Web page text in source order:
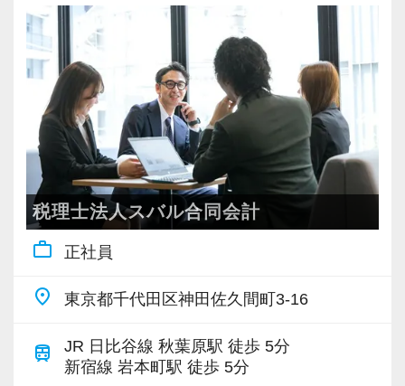
にしています。
正社員でもアルバイトでも『同一の仕事は同
一の評価』を目指した人事評価制度を導入・運
用しています。
スタッフの努力が評価に反映し、しっかりと
給与・年収アップを目指す方々を支援していま
す。
また、一定の資格を保有される方には、資格
手当を毎月支給し、資格取得も応援していま
す。
◉ 1クライアント2名体制！
フを配置し、休暇が取りやすい体制を目指して
います。
か』『どうしたらスタッフみんなが働きやすく
働けるのか』を日々考えています。
やりがいが感じにくい仕事は、スタッフみん
なで考え、どういう仕事をしてお客様に喜んで
もらえるのか、そしてスタッフ皆さんのスキル
アップにつながるかを全力で考えています！
【税理士法人ゼロベースの働きやすさ】
◉ 残業時間は月間20時間未満！
ゼロベースは、残業時間が少ない事務所だと
あるときもありますが、基本的には業務を分担
が覆る」といったことや、「単に記帳代行や税
務申告といった業務ではなく、大局的な視点か
ら会社をとらえ、その中での会計や税務を考え
る姿勢が学べる」などいった意見もありまし
た。
【税理士法人ゼロベースの3つの特徴】
◉ お客様やスタッフ同士の対話を大切にしてい
ます
ゼロベースは、資料やデータのやりとりだけ
ではなく、お客様との対話を大切にしていま
す。
また、1人で資料に埋もれて悩むことなく、ス
タッフ同士の『話しやすい職場』を目指してい
税理士法人スバル合同会計
work_outline 正社員
place 東京都千代田区神田佐久間町3-16
train
JR 日比谷線 秋葉原駅 徒歩 5分
新宿線 岩本町駅 徒歩 5分